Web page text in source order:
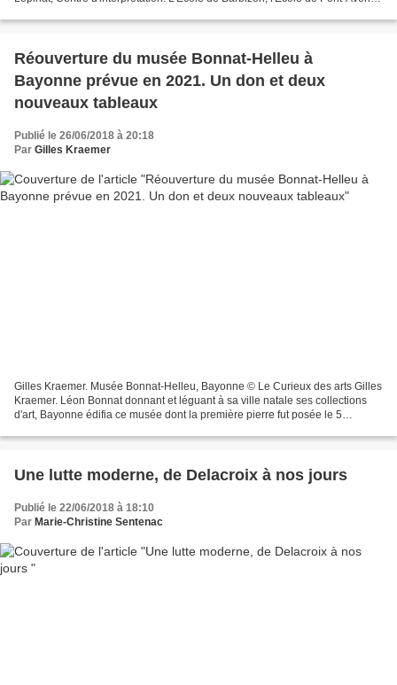
Réouverture du musée Bonnat-Helleu à
Bayonne prévue en 2021. Un don et deux
nouveaux tableaux
Publié le 26/06/2018 à 20:18
Par Gilles Kraemer
Gilles Kraemer. Musée Bonnat-Helleu, Bayonne © Le Curieux des arts Gilles
Kraemer. Léon Bonnat donnant et léguant à sa ville natale ses collections
d'art, Bayonne édifia ce musée dont la première pierre fut posée le 5
Une lutte moderne, de Delacroix à nos jours
Publié le 22/06/2018 à 18:10
Par Marie-Christine Sentenac